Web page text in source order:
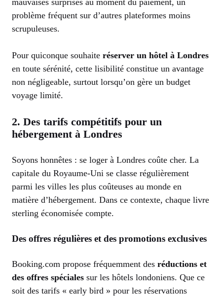
problème fréquent sur d’autres plateformes moins
scrupuleuses.
Pour quiconque souhaite réserver un hôtel à Londres
en toute sérénité, cette lisibilité constitue un avantage
non négligeable, surtout lorsqu’on gère un budget
voyage limité.
2. Des tarifs compétitifs pour un
hébergement à Londres
Soyons honnêtes : se loger à Londres coûte cher. La
capitale du Royaume-Uni se classe régulièrement
parmi les villes les plus coûteuses au monde en
matière d’hébergement. Dans ce contexte, chaque livre
sterling économisée compte.
Des offres régulières et des promotions exclusives
Booking.com propose fréquemment des réductions et
des offres spéciales sur les hôtels londoniens. Que ce
soit des tarifs « early bird » pour les réservations